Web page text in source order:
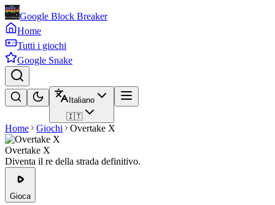
Google Block Breaker
Home
Tutti i giochi
Google Snake
Italiano
🇮🇹
Home Giochi Overtake X
Overtake X
Diventa il re della strada definitivo.
Gioca